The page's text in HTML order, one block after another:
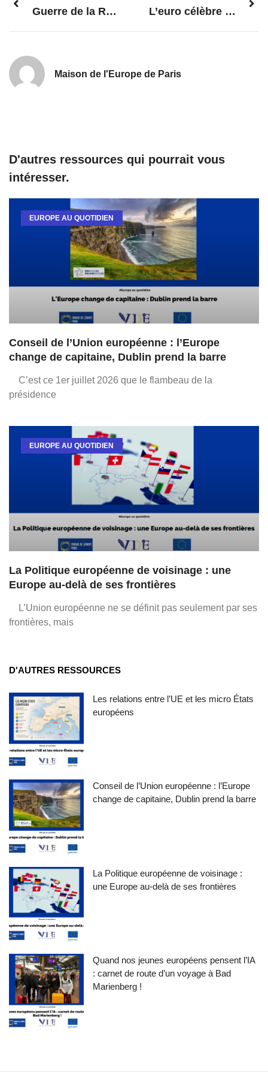
Guerre de la Russie contre l’Ukraine: l’UE adopte un sixième train de sanctions à l’encontre de la Russie L’euro célèbre ses 20 ans : entre bilan et projections
Maison de l'Europe de Paris
D'autres ressources qui pourrait vous
intéresser.
EUROPE AU QUOTIDIEN
Conseil de l’Union européenne : l’Europe
change de capitaine, Dublin prend la barre
C’est ce 1er juillet 2026 que le flambeau de la
présidence
EUROPE AU QUOTIDIEN
La Politique européenne de voisinage : une
Europe au-delà de ses frontières
L’Union européenne ne se définit pas seulement par ses
frontières, mais
D'AUTRES RESSOURCES
Les relations entre l’UE et les micro États
européens
Conseil de l’Union européenne : l’Europe
change de capitaine, Dublin prend la barre
La Politique européenne de voisinage :
une Europe au-delà de ses frontières
Quand nos jeunes européens pensent l’IA
: carnet de route d’un voyage à Bad
Marienberg !